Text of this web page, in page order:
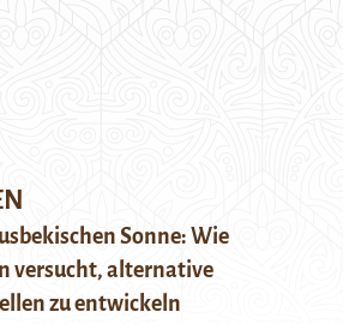
Sonne: Wie
versucht, alternative
zu entwickeln